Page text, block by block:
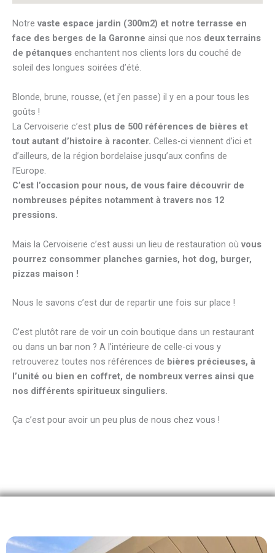
Notre vaste espace jardin (300m2) et notre terrasse en
face des berges de la Garonne ainsi que nos deux terrains
de pétanques enchantent nos clients lors du couché de
soleil des longues soirées d’été.
Blonde, brune, rousse, (et j’en passe) il y en a pour tous les
goûts !
La Cervoiserie c’est plus de 500 références de bières et
tout autant d’histoire à raconter. Celles-ci viennent d’ici et
d’ailleurs, de la région bordelaise jusqu’aux confins de
l’Europe.
C’est l’occasion pour nous, de vous faire découvrir de
nombreuses pépites notamment à travers nos 12
pressions.
Mais la Cervoiserie c’est aussi un lieu de restauration où vous
pourrez consommer planches garnies, hot dog, burger,
pizzas maison !
Nous le savons c’est dur de repartir une fois sur place !
C’est plutôt rare de voir un coin boutique dans un restaurant
ou dans un bar non ? A l’intérieure de celle-ci vous y
retrouverez toutes nos références de bières précieuses, à
l’unité ou bien en coffret, de nombreux verres ainsi que
nos différents spiritueux singuliers.
Ça c’est pour avoir un peu plus de nous chez vous !